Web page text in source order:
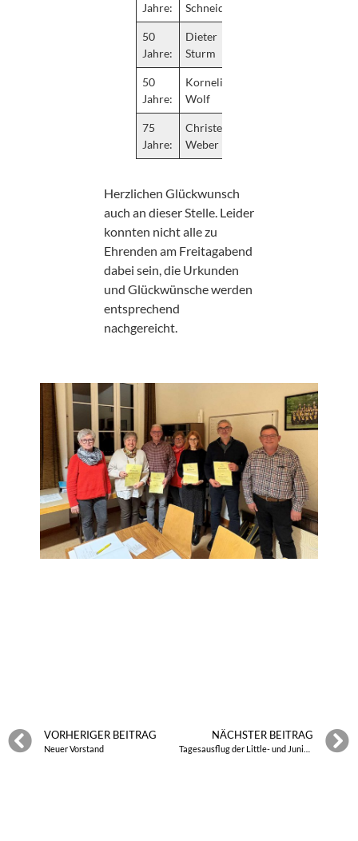
Jahre:
Schneider
50
Jahre:
Dieter
Sturm
50
Jahre:
Kornelia
Wolf
75
Jahre:
Christel
Weber
Herzlichen Glückwunsch
auch an dieser Stelle. Leider
konnten nicht alle zu
Ehrenden am Freitagabend
dabei sein, die Urkunden
und Glückwünsche werden
entsprechend
nachgereicht.
VORHERIGER BEITRAG
Neuer Vorstand
NÄCHSTER BEITRAG